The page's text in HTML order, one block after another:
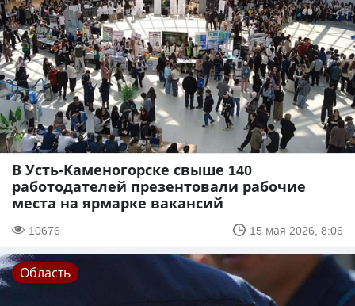
В Усть-Каменогорске свыше 140
работодателей презентовали рабочие
места на ярмарке вакансий
10676 15 мая 2026, 8:06
Область